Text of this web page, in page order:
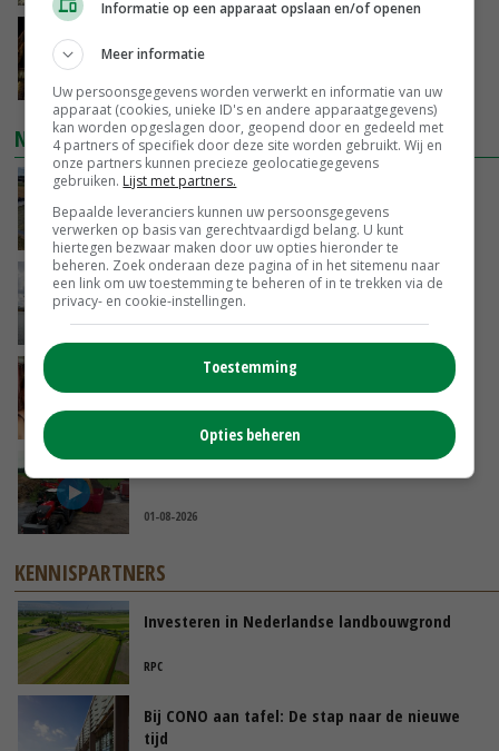
Apeldoorn zetten de trend
NIEUWSTE VIDEO'S
Droogte veroorzaakt steeds meer problemen:
‘Bassin afgelopen week al leeg’
VANDAAG, 14:06
Koeien van enige drijvende boerderij ter
wereld zijn te koop
VANDAAG, 12:00
Danique in Canada: ‘Superveel schik gehad
tijdens stage’
01-08-2026
KENNISPARTNERS
Investeren in Nederlandse landbouwgrond
RPC
Bij CONO aan tafel: De stap naar de nieuwe
tijd
Informatie op een apparaat opslaan en/of openen
Meer informatie
Uw persoonsgegevens worden verwerkt en informatie van uw
apparaat (cookies, unieke ID's en andere apparaatgegevens)
kan worden opgeslagen door, geopend door en gedeeld met
4 partners of specifiek door deze site worden gebruikt. Wij en
onze partners kunnen precieze geolocatiegegevens
gebruiken. Lijst met partners.
Bepaalde leveranciers kunnen uw persoonsgegevens
verwerken op basis van gerechtvaardigd belang. U kunt
hiertegen bezwaar maken door uw opties hieronder te
beheren. Zoek onderaan deze pagina of in het sitemenu naar
een link om uw toestemming te beheren of in te trekken via de
privacy- en cookie-instellingen.
Toestemming
Opties beheren